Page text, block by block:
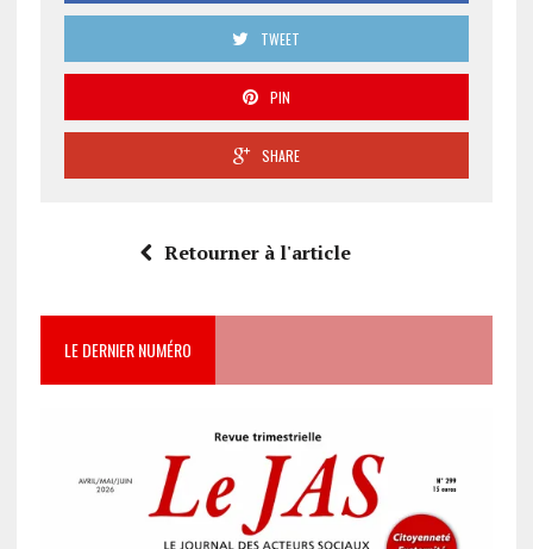
TWEET
PIN
SHARE
Retourner à l'article
LE DERNIER NUMÉRO